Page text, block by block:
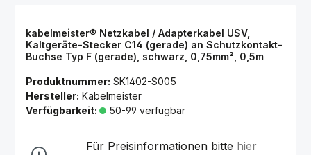
kabelmeister® Netzkabel / Adapterkabel USV,
Kaltgeräte-Stecker C14 (gerade) an Schutzkontakt-
Buchse Typ F (gerade), schwarz, 0,75mm², 0,5m
Produktnummer: SK1402-S005
Hersteller: Kabelmeister
Verfügbarkeit:
50-99 verfügbar
Für Preisinformationen bitte hier